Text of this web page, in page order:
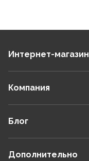
Интернет-магазин
Компания
Блог
Дополнительно